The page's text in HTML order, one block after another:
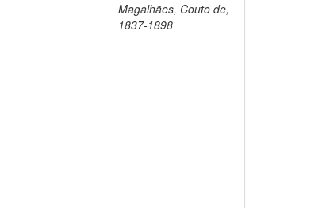
Magalhães, Couto de,
1837-1898